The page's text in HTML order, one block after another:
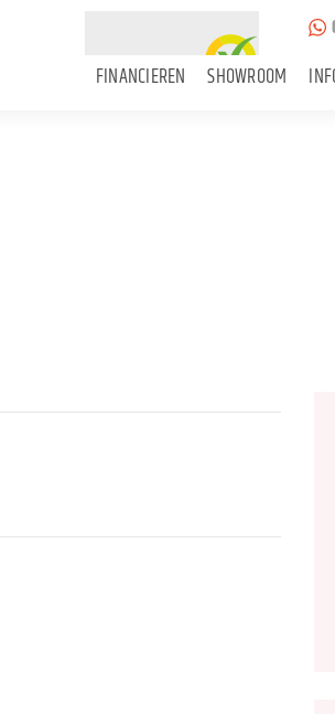
FINANCIEREN SHOWROOM